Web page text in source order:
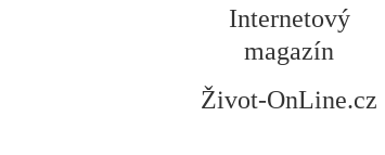
Internetový
magazín
Život-OnLine.cz